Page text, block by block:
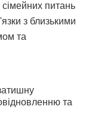
питань
з близькими
та
та